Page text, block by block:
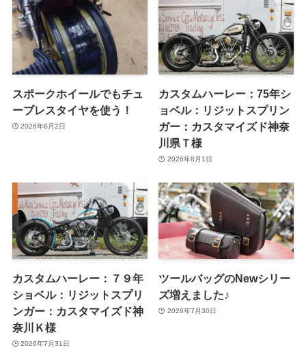
スポークホイールでもチュ
ーブレスタイヤを使う！
2026年8月2日
カスタムハーレー：75年シ
ョベル：リジットスプリン
ガー：カスタマイズド神奈
川県Ｔ様
2026年8月1日
カスタムハーレー：７９年
ショベル：リジットスプリ
ンガー：カスタマイズド神
奈川Ｋ様
2026年7月31日
ツールバッグのNewシリー
ズ増えました♪
2026年7月30日